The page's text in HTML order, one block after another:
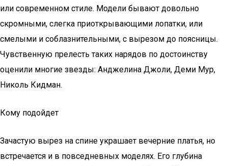
или современном стиле. Модели бывают довольно
скромными, слегка приоткрывающими лопатки, или
смелыми и соблазнительными, с вырезом до поясницы.
Чувственную прелесть таких нарядов по достоинству
оценили многие звезды: Анджелина Джоли, Деми Мур,
Николь Кидман.
Кому подойдет
Зачастую вырез на спине украшает вечерние платья, но
встречается и в повседневных моделях. Его глубина